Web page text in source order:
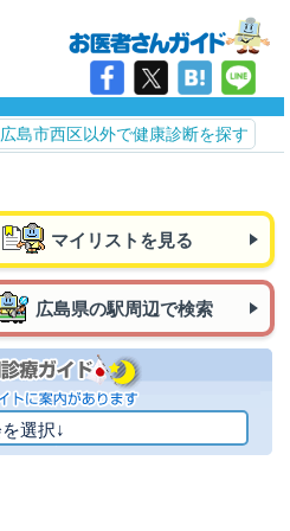
広島市西区以外で健康診断を探す
マイリストを見る
広島県の駅周辺で検索